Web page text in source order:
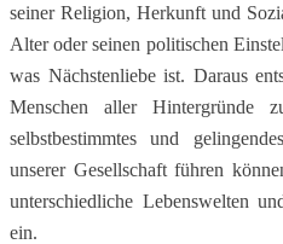
seiner Religion, ​Herkunft und
Alter oder seinen politischen
was Nächstenliebe ist. ​​Daraus
Menschen aller Hintergründe
selbstbestimmtes und
unserer Gesellschaft ​führen
unterschiedliche ​Lebenswelten
ein.